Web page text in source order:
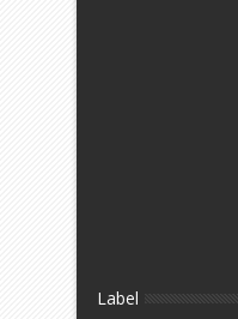
Label